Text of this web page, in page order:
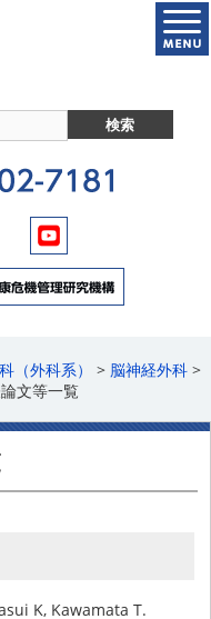
（外科系） > 脳神経外科 >
文等一覧
K, Kawamata T.